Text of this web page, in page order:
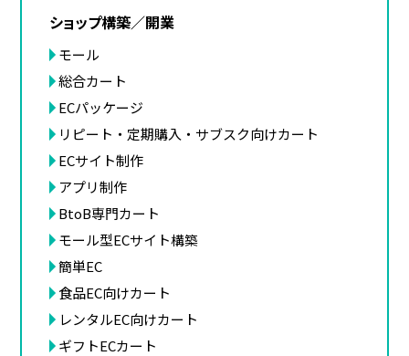
ショップ構築／開業
モール
総合カート
ECパッケージ
リピート・定期購入・サブスク向けカート
ECサイト制作
アプリ制作
BtoB専門カート
モール型ECサイト構築
簡単EC
食品EC向けカート
レンタルEC向けカート
ギフトECカート